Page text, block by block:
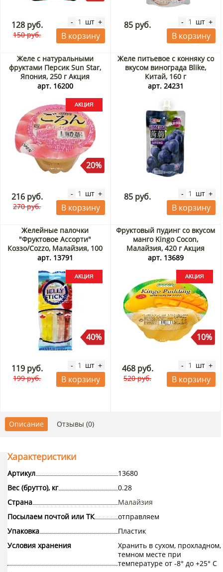
128 руб.
150 руб.
- шт +
В корзину
85 руб. - шт +
В корзину
Желе с натуральными
фруктами Персик Sun Star,
Япония, 250 г Акция
арт. 16200
20%
216 руб.
270 руб.
- шт +
В корзину
Желе питьевое с конняку со
вкусом винограда Blike,
Китай, 160 г
арт. 24231
85 руб. - шт +
В корзину
Желейные палочки
"Фруктовое Ассорти"
Коззо/Cozzo, Малайзия, 100
г Акция
арт. 13791
40%
119 руб.
199 руб.
- шт +
В корзину
Фруктовый пудинг со вкусом
манго Kingo Cocon,
Малайзия, 420 г Акция
арт. 13689
10%
468 руб.
520 руб.
- шт +
В корзину
Описание Отзывы (0)
Характеристики
Артикул
13680
Вес (брутто), кг
0.28
Страна
Малайзия
Посылаем почтой или ТК
отправляем
Упаковка
Пластик
Условия хранения
Хранить в сухом, прохладном,
темном месте при
температуре от -8° до +25° С